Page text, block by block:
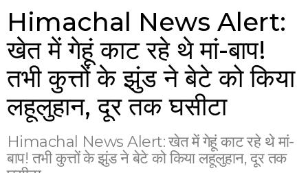
Himachal News Alert:
खेत में गेहूं काट रहे थे मां-बाप!
तभी कुत्तों के झुंड ने बेटे को किया
लहूलुहान, दूर तक घसीटा
Himachal News Alert: खेत में गेहूं काट रहे थे मां-
बाप! तभी कुत्तों के झुंड ने बेटे को किया लहूलुहान, दूर तक